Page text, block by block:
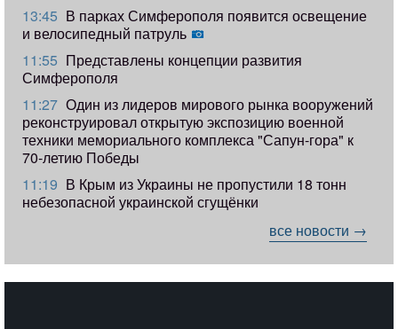
13:45 В парках Симферополя появится освещение
и велосипедный патруль
11:55 Представлены концепции развития
Симферополя
11:27 Один из лидеров мирового рынка вооружений
реконструировал открытую экспозицию военной
техники мемориального комплекса "Сапун-гора" к
70-летию Победы
11:19 ​В Крым из Украины не пропустили 18 тонн
небезопасной украинской сгущёнки
все новости →